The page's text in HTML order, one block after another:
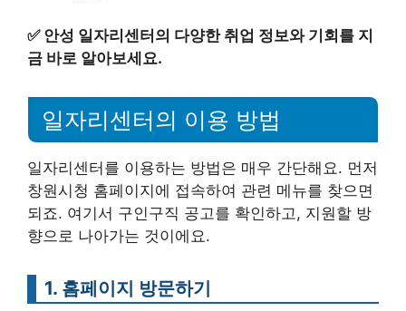
✅ 안성 일자리센터의 다양한 취업 정보와 기회를 지
금 바로 알아보세요.
일자리센터의 이용 방법
일자리센터를 이용하는 방법은 매우 간단해요. 먼저
창원시청 홈페이지에 접속하여 관련 메뉴를 찾으면
되죠. 여기서 구인구직 공고를 확인하고, 지원할 방
향으로 나아가는 것이에요.
1. 홈페이지 방문하기